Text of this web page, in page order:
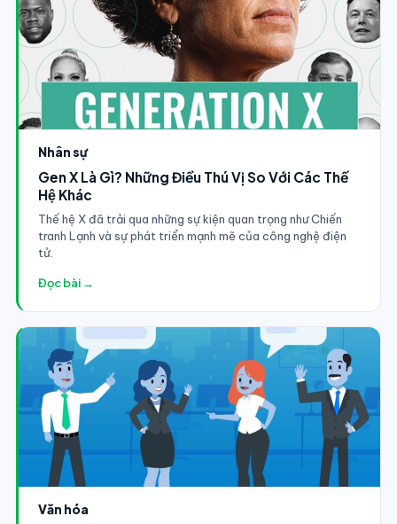
Nhân sự
Gen X Là Gì? Những Điều Thú Vị So Với Các Thế
Hệ Khác
Thế hệ X đã trải qua những sự kiện quan trọng như Chiến
tranh Lạnh và sự phát triển mạnh mẽ của công nghệ điện
tử.
Đọc bài →
Văn hóa